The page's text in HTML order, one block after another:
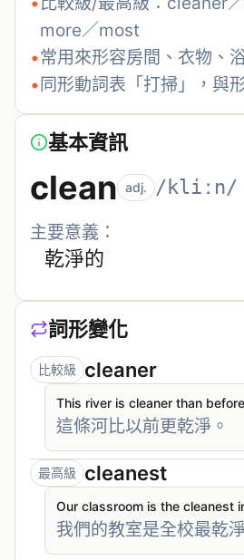
more／most
•常用來形容房間、衣物、
• 同形動詞表「打掃」，與
基本資訊
clean adj. /kliːn/
主要意義：
乾淨的
詞形變化
比較級 cleaner
This river is cleaner than
這條河比以前更乾淨。
最高級 cleanest
Our classroom is the cleanest
我們的教室是全校最乾